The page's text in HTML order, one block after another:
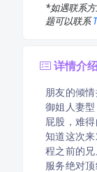
*如遇联系
题可以联系
详情介
朋友的倾
御姐人妻
屁股，难
知道这次
程之前的
服务绝对